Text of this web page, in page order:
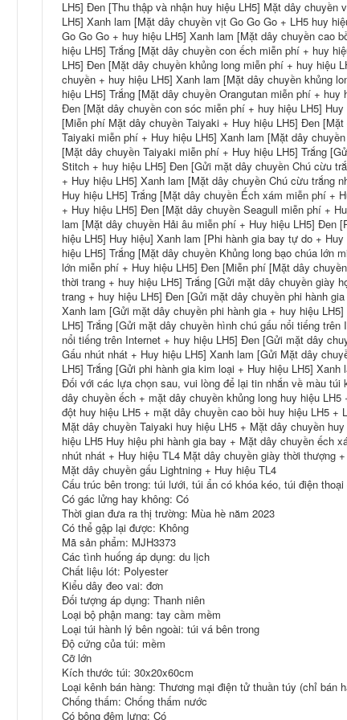
chứa lớn cho nam
và nữ 847 túi balo
du lịch ba lô kéo du
lịch
273,000
Luotuo Thể Thao
Ngoài Trời Leo Núi
Túi Ba Lô Chống
Thấm Nước Giải Trí
Du Lịch Đi Bộ Đường
Dài Leo Núi Ba Lô
Du Lịch Nam 847 ba
lô du lịch big size ba
lo du lich nu
479,000
ba lô du lịch big size
Ba lô nam đi công
tác túi hành lý dung
lượng lớn leo núi
ngoài trời ba lô
thường ngày chống
nước sinh viên học
balo phượt chống
nước balo du lịch
nam cao cấp
540,000
Túi du lịch nam, leo
núi ngoài trời, chống
thấm nước, cặp đi
học sức chứa cực
lớn, hành lý du lịch
đi công tác, ba lô, ba
lô máy tính, nữ ba lô
du lich ba lô túi xách
du lịch
507,000
Ba lô du lịch cho nữ
2023 ba lô mới đi
công tác đường
ngắn, túi du lịch nhẹ,
túi đựng máy tính
dung lượng lớn, đi
học cho nam balo
nam du lịch ba lo du
lich
892,000
ba lô du lich Túi du
lịch cự ly ngắn dung
lượng lớn, túi thể
thao nữ, túi đeo vai
di động, ba lô du
lịch leo núi ba lô du
lịch the north face
ba lô du lịch cho trẻ
thao nam Ba lô du
lịch chống nước
dành cho nữ Túi đi
học du lịch leo núi
balo adidas du
ba lô du lich
884,000
Túi du lịch nam,
núi ngoài trời,
thấm nước, cặp đi
học sức chứa cực
lớn, hành lý đi
tác, ba lô máy tính
du lịch đeo vai,
dành cho nữ balo
du lich hang hieu
balo du lịch chống
nước
415,000
Ba lô du lịch thể
thao kéo sau Túi
tập thể hình cho
Túi du lịch khoảng
cách ngắn Túi
lý Túi hành lý
khoảng cách ngắn
phong cách nam
lo du lịch balo du
lịch chống nước
724,000
Ba lô đi học thông
thường nam vải
canvas đơn giản
lô nam phong
Hàn Quốc sức
lớn học sinh trung
học Schoolbag máy
tính túi du lịch túi
511,000
Nữ Hành Lý Du
Ba Lô Du Lịch Sinh
LH5] Đen [Thu thập và nhận huy hiệu LH5] Mặt dây
LH5] Xanh lam [Mặt dây chuyền vịt Go Go Go + LH5 huy
Go Go Go + huy hiệu LH5] Xanh lam [Mặt dây chuyền cao
hiệu LH5] Trắng [Mặt dây chuyền con ếch miễn phí + huy
LH5] Đen [Mặt dây chuyền khủng long miễn phí + huy hiệu
chuyền + huy hiệu LH5] Xanh lam [Mặt dây chuyền khủng
hiệu LH5] Trắng [Mặt dây chuyền Orangutan miễn phí +
Đen [Mặt dây chuyền con sóc miễn phí + huy hiệu LH5]
[Miễn phí Mặt dây chuyền Taiyaki + Huy hiệu LH5] Đen
Taiyaki miễn phí + Huy hiệu LH5] Xanh lam [Mặt dây
[Mặt dây chuyền Taiyaki miễn phí + Huy hiệu LH5] Trắng
Stitch + huy hiệu LH5] Đen [Gửi mặt dây chuyền Chú cừu
+ Huy hiệu LH5] Xanh lam [Mặt dây chuyền Chú cừu trắng
Huy hiệu LH5] Trắng [Mặt dây chuyền Ếch xám miễn phí +
+ Huy hiệu LH5] Đen [Mặt dây chuyền Seagull miễn phí +
lam [Mặt dây chuyền Hải âu miễn phí + Huy hiệu LH5] Đen
hiệu LH5] Huy hiệu] Xanh lam [Phi hành gia bay tự do +
hiệu LH5] Trắng [Mặt dây chuyền Khủng long bạo chúa lớn
lớn miễn phí + Huy hiệu LH5] Đen [Miễn phí [Mặt dây
thời trang + huy hiệu LH5] Trắng [Gửi mặt dây chuyền giày
trang + huy hiệu LH5] Đen [Gửi mặt dây chuyền phi hành
Xanh lam [Gửi mặt dây chuyền phi hành gia + huy hiệu
LH5] Trắng [Gửi mặt dây chuyền hình chú gấu nổi tiếng
nổi tiếng trên Internet + huy hiệu LH5] Đen [Gửi mặt dây
Gấu nhút nhát + Huy hiệu LH5] Xanh lam [Gửi Mặt dây
LH5] Trắng [Gửi phi hành gia kim loại + Huy hiệu LH5]
Đối với các lựa chọn sau, vui lòng để lại tin nhắn về màu
dây chuyền ếch + mặt dây chuyền khủng long huy hiệu
đột huy hiệu LH5 + mặt dây chuyền cao bồi huy hiệu LH5
Mặt dây chuyền Taiyaki huy hiệu LH5 + Mặt dây chuyền
hiệu LH5 Huy hiệu phi hành gia bay + Mặt dây chuyền ếch
nhút nhát + Huy hiệu TL4 Mặt dây chuyền giày thời thượng
Mặt dây chuyền gấu Lightning + Huy hiệu TL4
Cấu trúc bên trong: túi lưới, túi ẩn có khóa kéo, túi điện
Có gác lửng hay không: Có
Thời gian đưa ra thị trường: Mùa hè năm 2023
Có thể gập lại được: Không
Mã sản phẩm: MJH3373
Các tình huống áp dụng: du lịch
Chất liệu lót: Polyester
Kiểu dây đeo vai: đơn
Đối tượng áp dụng: Thanh niên
Loại bộ phận mang: tay cầm mềm
Loại túi hành lý bên ngoài: túi vá bên trong
Độ cứng của túi: mềm
Cỡ lớn
Kích thước túi: 30x20x60cm
Loại kênh bán hàng: Thương mại điện tử thuần túy (chỉ bán
Chống thấm: Chống thấm nước
Có bông đệm lưng: Có